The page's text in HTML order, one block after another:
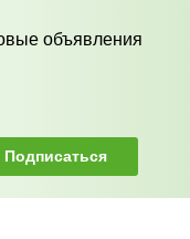
объявления
Подписаться